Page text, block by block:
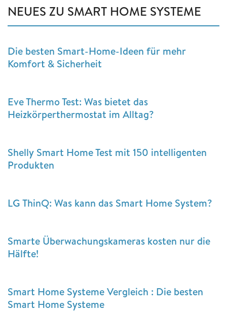
NEUES ZU SMART HOME SYSTEME
Die besten Smart-Home-Ideen für mehr
Komfort & Sicherheit
Eve Thermo Test: Was bietet das
Heizkörperthermostat im Alltag?
Shelly Smart Home Test mit 150 intelligenten
Produkten
LG ThinQ: Was kann das Smart Home System?
Smarte Überwachungskameras kosten nur die
Hälfte!
Smart Home Systeme Vergleich : Die besten
Smart Home Systeme